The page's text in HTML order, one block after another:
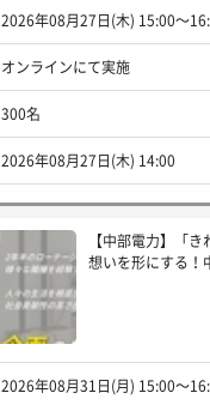
2026年08月27日(木) 15:00〜
オンラインにて実施
300名
2026年08月27日(木) 14:00
【中部電力】「き
想いを形にする！
2026年08月31日(月) 15:00〜